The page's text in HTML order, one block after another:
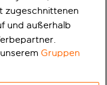
zugeschnittenen
und außerhalb
unseremGruppen